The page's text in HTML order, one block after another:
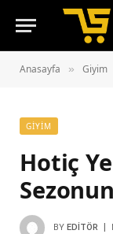
Anasayfa » Giyim
GIYIM
Hotiç
BY EDITÖR